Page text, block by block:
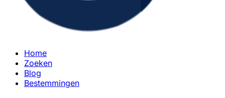
Home
Zoeken
Blog
Bestemmingen